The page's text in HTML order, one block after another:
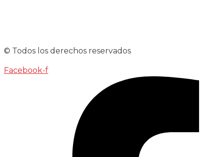
© Todos los derechos reservados
Facebook-f